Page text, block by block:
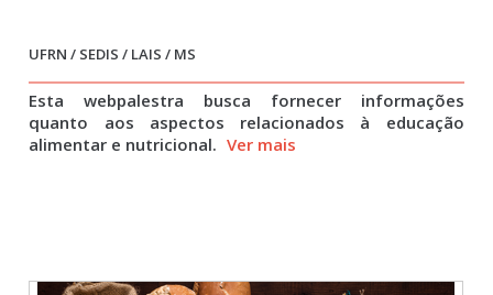
UFRN / SEDIS / LAIS / MS
Esta webpalestra busca fornecer informações
quanto aos aspectos relacionados à educação
alimentar e nutricional. Ver mais